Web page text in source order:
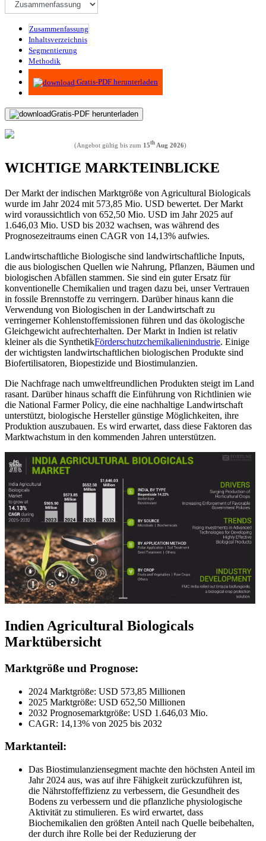
Zusammenfassung
Inhaltsverzeichnis
Segmentierung
Methodik
Infografiken
Gratis-PDF herunterladen
Gratis-PDF herunterladen
(Angebot gültig bis zum 15thAug 2026)
WICHTIGE MARKTEINBLICKE
Der Markt der indischen Marktgröße von Agricultural Biologicals
wurde im Jahr 2024 mit 573,85 Mio. USD bewertet. Der Markt
wird voraussichtlich von 652,50 Mio. USD im Jahr 2025 auf
1.646,03 Mio. USD bis 2032 wachsen, was während des
Prognosezeitraums einen CAGR von 14,13% aufwies.
Landwirtschaftliche Biologische sind landwirtschaftliche Inputs,
die aus biologischen Quellen wie Nahrung, Pflanzen, Bäumen und
biologischen Abfällen stammen. Sie sind ein guter Ersatz für
konventionelle Chemikalien und tragen dazu bei, unser Vertrauen
in fossile Brennstoffe zu verringern. Darüber hinaus kann die
Verwendung von Biologischen in der Landwirtschaft zu
verringerner Kohlenstoffemissionen führen und das ökologische
Gleichgewicht aufrechterhalten. Der Markt in Indien ist relativ
kleiner als die SynthetikFörderschutzchemikalienindustrie. Einige
der wichtigsten landwirtschaftlichen biologischen Produkte sind
Biofertilisatoren, Biopestizide und Biostimulanzien.
Die Nachfrage nach umweltfreundlichen Produkten steigt im Land
rasant. Darüber hinaus schafft die Einführung von Richtlinien wie
die National Farmer Policy, die eine nachhaltige Landwirtschaft
unterstützt, biologische Hersteller günstige Möglichkeiten, ihre
Produktion auszubauen. Es wird erwartet, dass diese Faktoren das
Marktwachstum in den kommenden Jahren unterstützen.
Indien Agricultural Biologicals
Marktübersicht
Marktgröße und Prognose:
2024 Marktgröße: USD 573,85 Millionen
2025 Marktgröße: USD 652,50 Millionen
2032 Prognosemarktgröße: USD 1.646,03 Mio.
CAGR: 14,13% von 2025 bis 2032
Marktanteil:
Das Biostimulanziensegment machte den höchsten Anteil im
Jahr 2024 aus, was auf ihre Fähigkeit zurückzuführen ist,
die Nährstoffeffizienz zu verbessern, die Gesundheit des
Bodens zu verbessern und die pflanzliche physiologische
Aktivität zu stimulieren. Es wird erwartet, dass
Biochemikalien den größten Anteil nach Quelle beibehalten,
der durch ihre Rolle bei der Reduzierung der